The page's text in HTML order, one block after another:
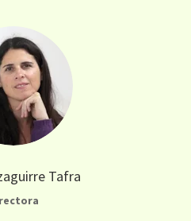
Tafra